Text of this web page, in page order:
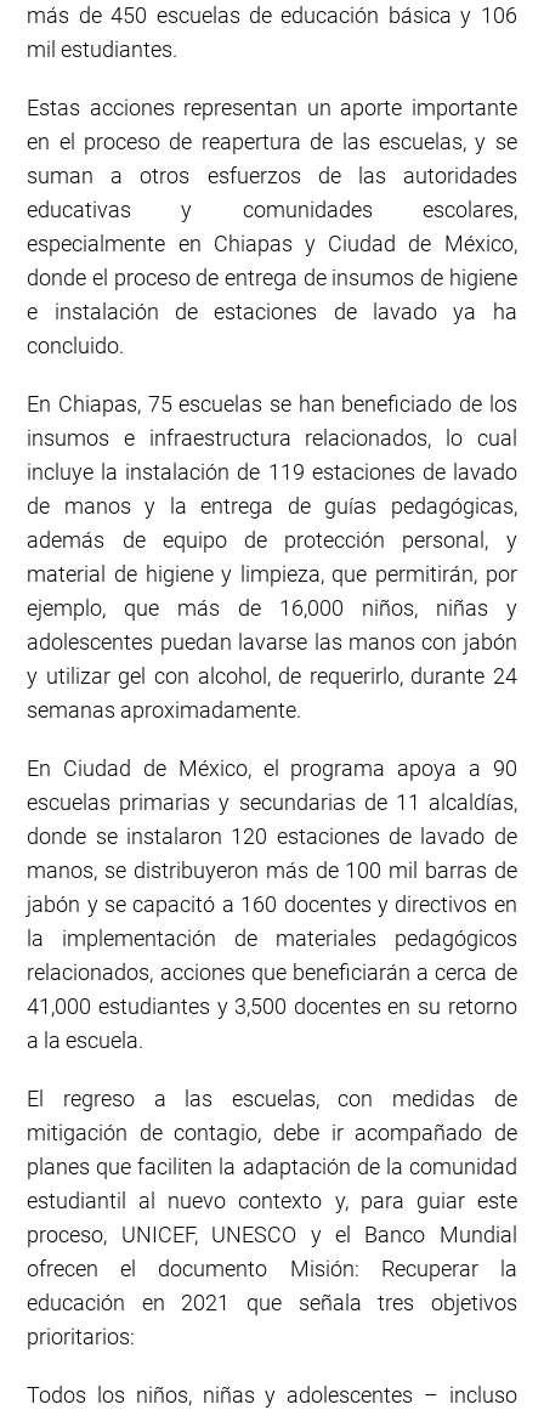
más de 450 escuelas de educación básica y 106
mil estudiantes.
Estas acciones representan un aporte importante
en el proceso de reapertura de las escuelas, y se
suman a otros esfuerzos de las autoridades
educativas y comunidades escolares,
especialmente en Chiapas y Ciudad de México,
donde el proceso de entrega de insumos de higiene
e instalación de estaciones de lavado ya ha
concluido.
En Chiapas, 75 escuelas se han beneficiado de los
insumos e infraestructura relacionados, lo cual
incluye la instalación de 119 estaciones de lavado
de manos y la entrega de guías pedagógicas,
además de equipo de protección personal, y
material de higiene y limpieza, que permitirán, por
ejemplo, que más de 16,000 niños, niñas y
adolescentes puedan lavarse las manos con jabón
y utilizar gel con alcohol, de requerirlo, durante 24
semanas aproximadamente.
En Ciudad de México, el programa apoya a 90
escuelas primarias y secundarias de 11 alcaldías,
donde se instalaron 120 estaciones de lavado de
manos, se distribuyeron más de 100 mil barras de
jabón y se capacitó a 160 docentes y directivos en
la implementación de materiales pedagógicos
relacionados, acciones que beneficiarán a cerca de
41,000 estudiantes y 3,500 docentes en su retorno
a la escuela.
El regreso a las escuelas, con medidas de
mitigación de contagio, debe ir acompañado de
planes que faciliten la adaptación de la comunidad
estudiantil al nuevo contexto y, para guiar este
proceso, UNICEF, UNESCO y el Banco Mundial
ofrecen el documento Misión: Recuperar la
educación en 2021 que señala tres objetivos
prioritarios:
Todos los niños, niñas y adolescentes – incluso